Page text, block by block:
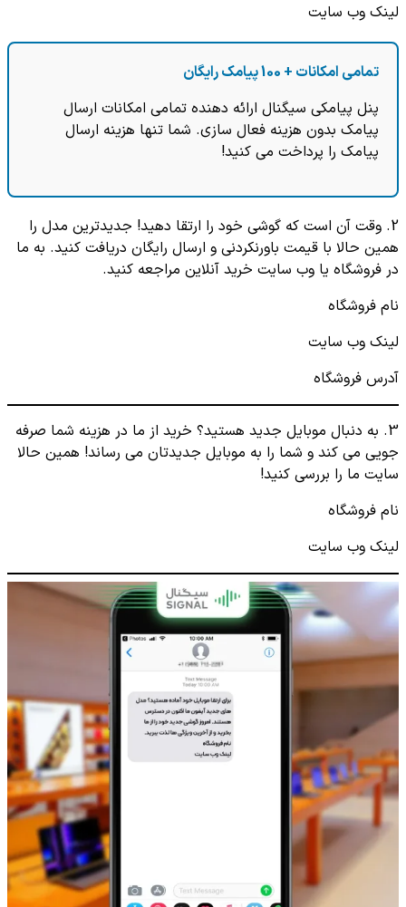
لینک وب سایت
تمامی امکانات + 100 پیامک رایگان
پنل پیامکی سیگنال ارائه دهنده تمامی امکانات ارسال
پیامک بدون هزینه فعال سازی. شما تنها هزینه ارسال
پیامک را پرداخت می کنید!
2. وقت آن است که گوشی خود را ارتقا دهید! جدیدترین مدل را
همین حالا با قیمت باورنکردنی و ارسال رایگان دریافت کنید. به ما
در فروشگاه یا وب سایت خرید آنلاین مراجعه کنید.
نام فروشگاه
لینک وب سایت
آدرس فروشگاه
3. به دنبال موبایل جدید هستید؟ خرید از ما در هزینه شما صرفه
جویی می کند و شما را به موبایل جدیدتان می رساند! همین حالا
سایت ما را بررسی کنید!
نام فروشگاه
لینک وب سایت